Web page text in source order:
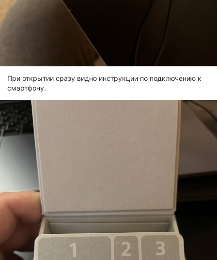
При открытии сразу видно инструкции по подключению к
смартфону.